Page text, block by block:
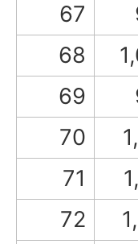
67
68
69
70
71
72